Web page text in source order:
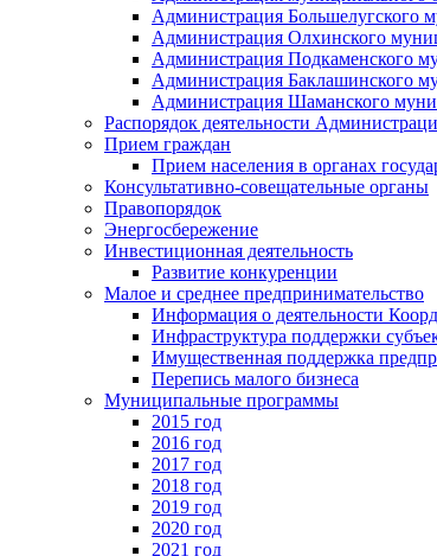
Администрация Большелугского
Администрация Олхинского
Администрация Подкаменского
Администрация Баклашинского
Администрация Шаманского
Распорядок деятельности
Прием граждан
Прием населения в органах
Консультативно-совещательные органы
Правопорядок
Энергосбережение
Инвестиционная деятельность
Развитие конкуренции
Малое и среднее предпринимательство
Информация о деятельности
Инфраструктура поддержки
Имущественная поддержка
Перепись малого бизнеса
Муниципальные программы
2015 год
2016 год
2017 год
2018 год
2019 год
2020 год
2021 год